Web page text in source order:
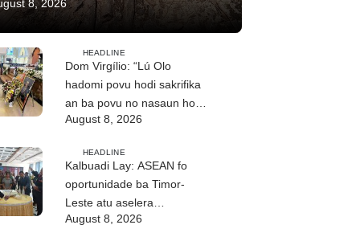
8, 2026
HEADLINE
Dom Virgílio: “Lú Olo
hadomi povu hodi sakrifika
an ba povu no nasaun ho
fuan”
August 8, 2026
HEADLINE
Kalbuadi Lay: ASEAN fo
oportunidade ba Timor-
Leste atu aselera
transformasaun ekonómika
August 8, 2026